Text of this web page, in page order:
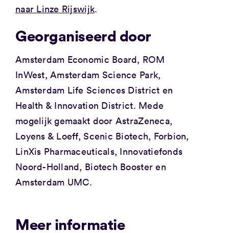
naar Linze Rijswijk.
Georganiseerd door
Amsterdam Economic Board, ROM
InWest, Amsterdam Science Park,
Amsterdam Life Sciences District en
Health & Innovation District. Mede
mogelijk gemaakt door AstraZeneca,
Loyens & Loeff, Scenic Biotech, Forbion,
LinXis Pharmaceuticals, Innovatiefonds
Noord-Holland, Biotech Booster en
Amsterdam UMC.
Meer informatie